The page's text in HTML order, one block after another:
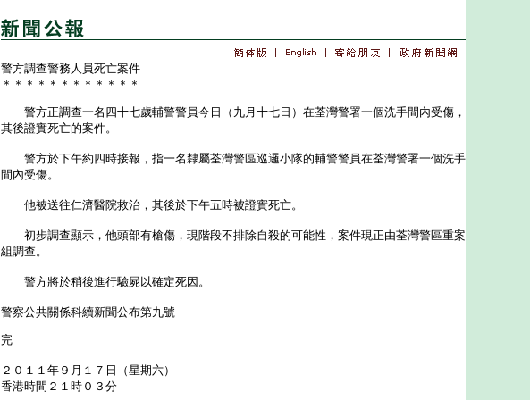
警方調查警務人員死亡案件
＊＊＊＊＊＊＊＊＊＊＊＊
警方正調查一名四十七歲輔警警員今日（九月十七日）在荃灣警署一個洗手間內受傷，
其後證實死亡的案件。
警方於下午約四時接報，指一名隸屬荃灣警區巡邏小隊的輔警警員在荃灣警署一個洗手
間內受傷。
他被送往仁濟醫院救治，其後於下午五時被證實死亡。
初步調查顯示，他頭部有槍傷，現階段不排除自殺的可能性，案件現正由荃灣警區重案
組調查。
警方將於稍後進行驗屍以確定死因。
警察公共關係科續新聞公布第九號
完
２０１１年９月１７日（星期六）
香港時間２１時０３分